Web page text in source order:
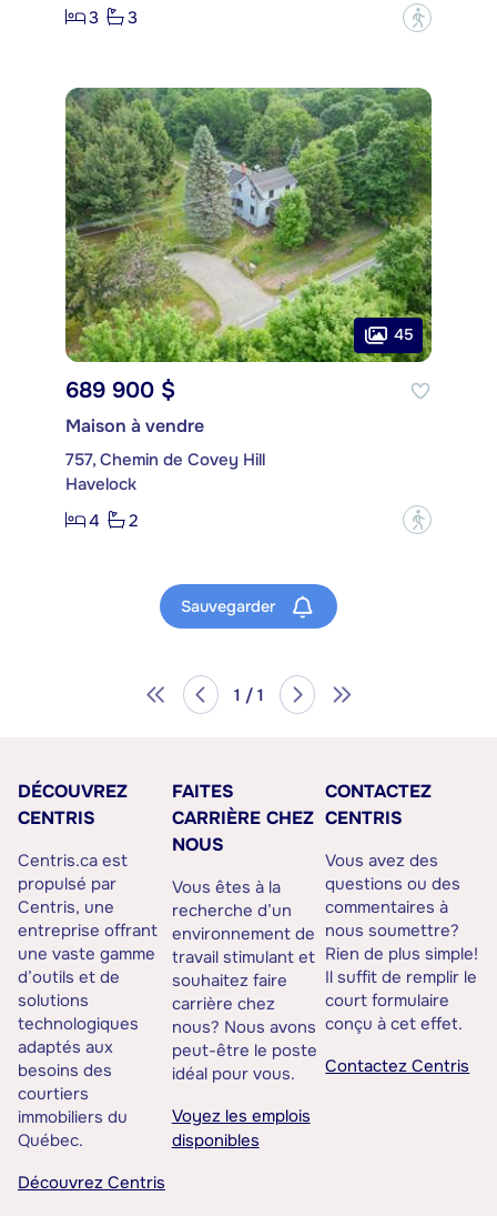
3
3 ?
45
689 900 $
Maison à vendre
757, Chemin de Covey Hill
Havelock
4
2 ?
Sauvegarder
1 / 1
DÉCOUVREZ
CENTRIS
Centris.ca est
propulsé par
Centris, une
entreprise offrant
une vaste gamme
d’outils et de
solutions
technologiques
adaptés aux
besoins des
courtiers
immobiliers du
Québec.
Découvrez Centris
FAITES
CARRIÈRE CHEZ
NOUS
Vous êtes à la
recherche d’un
environnement de
travail stimulant et
souhaitez faire
carrière chez
nous? Nous avons
peut-être le poste
idéal pour vous.
Voyez les emplois
disponibles
CONTACTEZ
CENTRIS
Vous avez des
questions ou des
commentaires à
nous soumettre?
Rien de plus simple!
Il suffit de remplir le
court formulaire
conçu à cet effet.
Contactez Centris